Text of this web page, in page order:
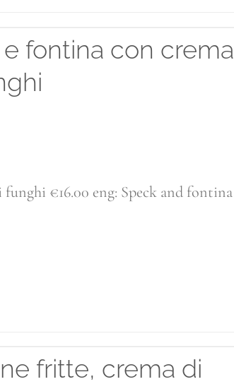
fontina con crema
€16.00 eng: Speck and fontina
fritte, crema di